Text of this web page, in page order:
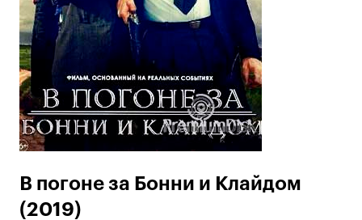
В погоне за Бонни и Клайдом
(2019)